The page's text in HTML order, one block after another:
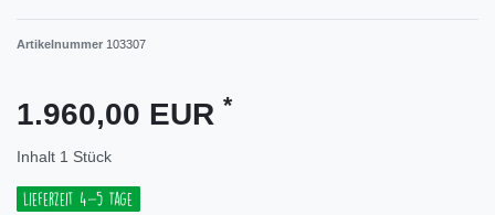
Artikelnummer 103307
1.960,00 EUR *
Inhalt 1 Stück
Lieferzeit 4-5 Tage